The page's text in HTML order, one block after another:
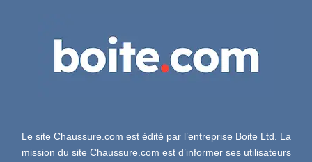
Le site Chaussure.com est édité par l’entreprise Boite Ltd. La
mission du site Chaussure.com est d’informer ses utilisateurs